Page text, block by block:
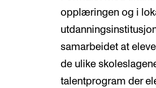
opplæringen og i
samarbeidet at
de ulike
talentprogram der